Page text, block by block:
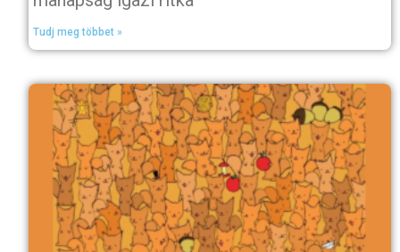
Tudj meg többet »